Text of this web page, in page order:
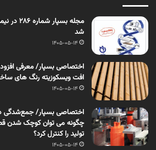
شد
1405-05-14
اختصاصی بسپار/ معرفی
افت ویسکوزیته رنگ های
1405-05-14
اختصاصی بسپار/ جمع‌شدگی
چگونه می توان کوچک شدن
تولید را کنترل کرد؟
1405-05-14